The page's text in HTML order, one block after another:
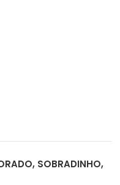
SOBRADINHO,